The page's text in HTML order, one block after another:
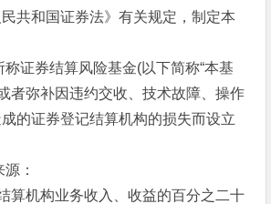
共和国证券法》有关规定，制定本
证券结算风险基金(以下简称“本基
者弥补因违约交收、技术故障、操作
的证券登记结算机构的损失而设立
：
算机构业务收入、收益的百分之二十